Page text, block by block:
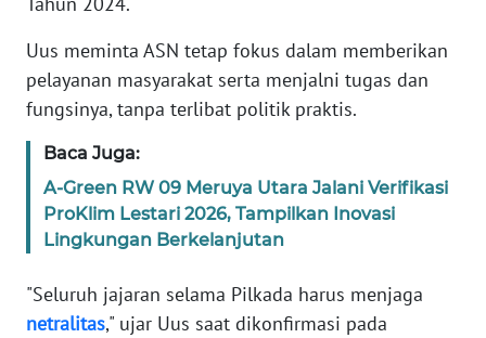
Uus meminta ASN tetap fokus dalam memberikan
pelayanan masyarakat serta menjalni tugas dan
fungsinya, tanpa terlibat politik praktis.
Baca Juga:
A-Green RW 09 Meruya Utara Jalani Verifikasi
ProKlim Lestari 2026, Tampilkan Inovasi
Lingkungan Berkelanjutan
"Seluruh jajaran selama Pilkada harus menjaga
netralitas," ujar Uus saat dikonfirmasi pada
Informasi
INDEKS
BERITA
KAMI
INFO
IKLAN
TENTANG
KAMI